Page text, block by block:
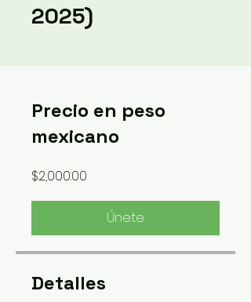
2025)
Precio en peso
mexicano
$2,000.00
Únete
Detalles